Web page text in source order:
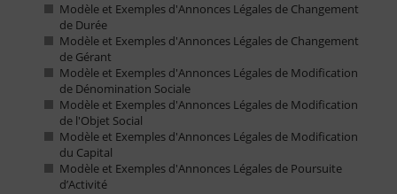
Modèle et Exemples d'Annonces Légales de Changement
de Durée
Modèle et Exemples d'Annonces Légales de Changement
de Gérant
Modèle et Exemples d'Annonces Légales de Modification
de Dénomination Sociale
Modèle et Exemples d'Annonces Légales de Modification
de l'Objet Social
Modèle et Exemples d'Annonces Légales de Modification
du Capital
Modèle et Exemples d'Annonces Légales de Poursuite
d’Activité